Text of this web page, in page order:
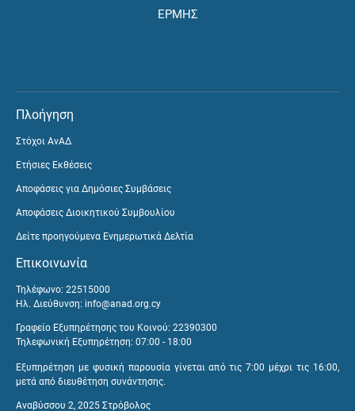
ΕΡΜΗΣ
Πλοήγηση
Στόχοι ΑνΑΔ
Ετήσιες Εκθέσεις
Αποφάσεις για Δημόσιες Συμβάσεις
Αποφάσεις Διοικητικού Συμβουλίου
Δείτε προηγούμενα Ενημερωτικά Δελτία
Επικοινωνία
Τηλέφωνο: 22515000
Ηλ. Διεύθυνση: info@anad.org.cy
Γραφείο Εξυπηρέτησης του Κοινού: 22390300
Τηλεφωνική Εξυπηρέτηση: 07:00 - 18:00
Εξυπηρέτηση με φυσική παρουσία γίνεται από τις 7:00 μέχρι τις 16:00,
μετά από διευθέτηση συνάντησης.
Αναβύσσου 2, 2025 Στρόβολος